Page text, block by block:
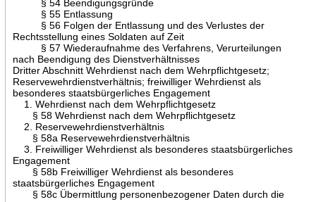
§ 54 Beendigungsgründe
§ 55 Entlassung
§ 56 Folgen der Entlassung und des Verlustes der
Rechtsstellung eines Soldaten auf Zeit
§ 57 Wiederaufnahme des Verfahrens, Verurteilungen
nach Beendigung des Dienstverhältnisses
Dritter Abschnitt Wehrdienst nach dem Wehrpflichtgesetz;
Reservewehrdienstverhältnis; freiwilliger Wehrdienst als
besonderes staatsbürgerliches Engagement
1. Wehrdienst nach dem Wehrpflichtgesetz
§ 58 Wehrdienst nach dem Wehrpflichtgesetz
2. Reservewehrdienstverhältnis
§ 58a Reservewehrdienstverhältnis
3. Freiwilliger Wehrdienst als besonderes staatsbürgerliches
Engagement
§ 58b Freiwilliger Wehrdienst als besonderes
staatsbürgerliches Engagement
§ 58c Übermittlung personenbezogener Daten durch die